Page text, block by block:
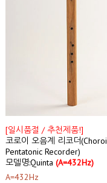
[일시품절 / 추천제품!]
코로이 오음계 리코더(Choroi
Pentatonic Recorder)
모델명:Quinta (A=432Hz)
A=432Hz